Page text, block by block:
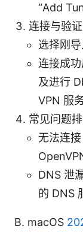
“Add
连接与验证
选择刚
连接成
及进行
VPN 服
常见问题
无法连
DNS 泄
的 DNS
B. macOS